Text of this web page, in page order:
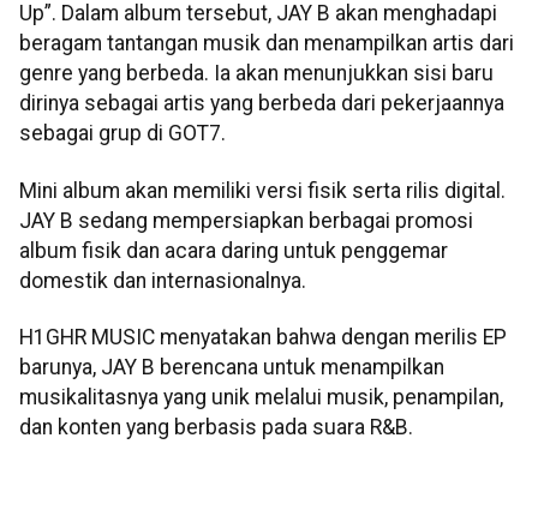
Up”. Dalam album tersebut, JAY B akan menghadapi
beragam tantangan musik dan menampilkan artis dari
genre yang berbeda. Ia akan menunjukkan sisi baru
dirinya sebagai artis yang berbeda dari pekerjaannya
sebagai grup di GOT7.
Mini album akan memiliki versi fisik serta rilis digital.
JAY B sedang mempersiapkan berbagai promosi
album fisik dan acara daring untuk penggemar
domestik dan internasionalnya.
H1GHR MUSIC menyatakan bahwa dengan merilis EP
barunya, JAY B berencana untuk menampilkan
musikalitasnya yang unik melalui musik, penampilan,
dan konten yang berbasis pada suara R&B.